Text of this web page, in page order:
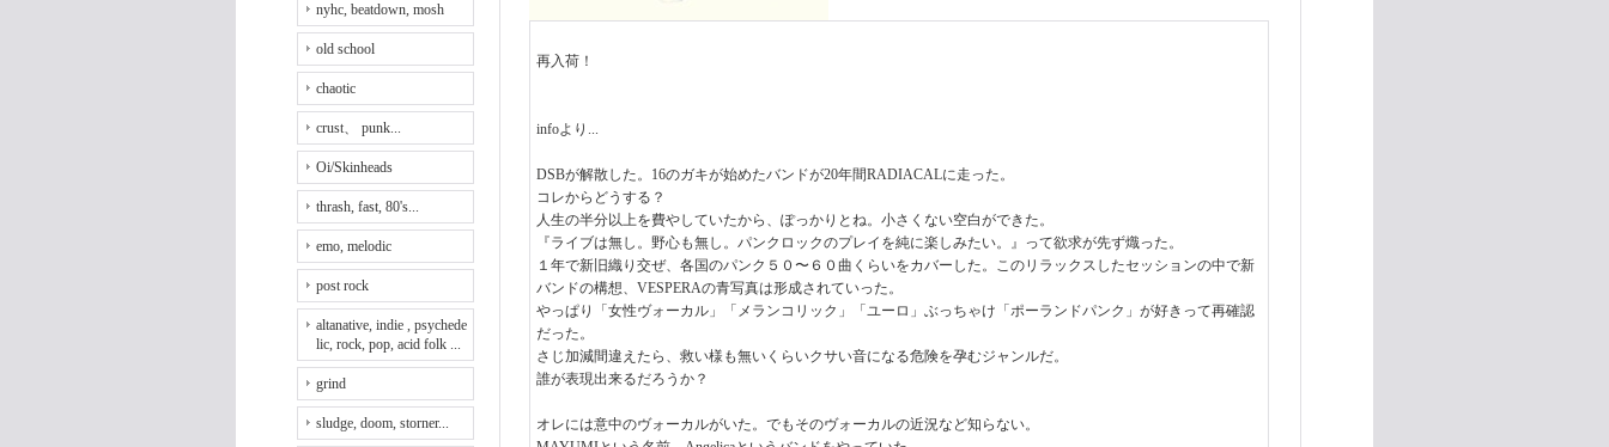
nyhc, beatdown, mosh
old school
chaotic
crust、 punk...
Oi/Skinheads
thrash, fast, 80's...
emo, melodic
post rock
altanative, indie , psychede
lic, rock, pop, acid folk ...
grind
sludge, doom, storner...
再入荷！
infoより...
DSBが解散した。16のガキが始めたバンドが20年間RADIACALに走った。
コレからどうする？
人生の半分以上を費やしていたから、ぽっかりとね。小さくない空白ができた。
『ライブは無し。野心も無し。パンクロックのプレイを純に楽しみたい。』って欲求が先ず熾った。
１年で新旧織り交ぜ、各国のパンク５０〜６０曲くらいをカバーした。このリラックスしたセッションの中で新
バンドの構想、VESPERAの青写真は形成されていった。
やっぱり「女性ヴォーカル」「メランコリック」「ユーロ」ぶっちゃけ「ポーランドパンク」が好きって再確認
だった。
さじ加減間違えたら、救い様も無いくらいクサい音になる危険を孕むジャンルだ。
誰が表現出来るだろうか？
オレには意中のヴォーカルがいた。でもそのヴォーカルの近況など知らない。